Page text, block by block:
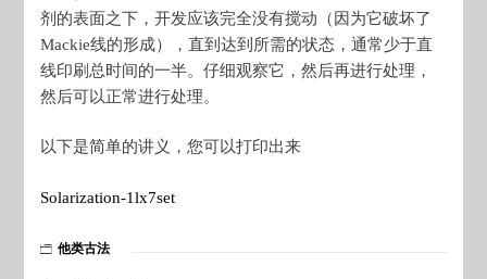
剂的表面之下，开发应该完全没有搅动（因为它破坏了
Mackie线的形成），直到达到所需的状态，通常少于直
线印刷总时间的一半。仔细观察它，然后再进行处理，
然后可以正常进行处理。
以下是简单的讲义，您可以打印出来
Solarization-1lx7set
他类古法